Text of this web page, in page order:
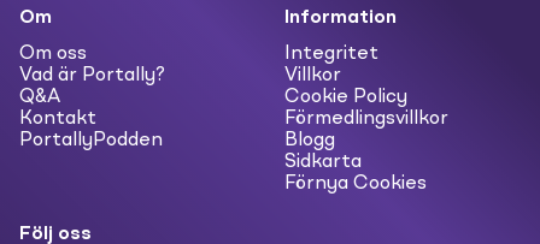
Om
Om oss
Vad är Portally?
Q&A
Kontakt
PortallyPodden
Information
Integritet
Villkor
Cookie Policy
Förmedlingsvillkor
Blogg
Sidkarta
Förnya Cookies
Följ oss